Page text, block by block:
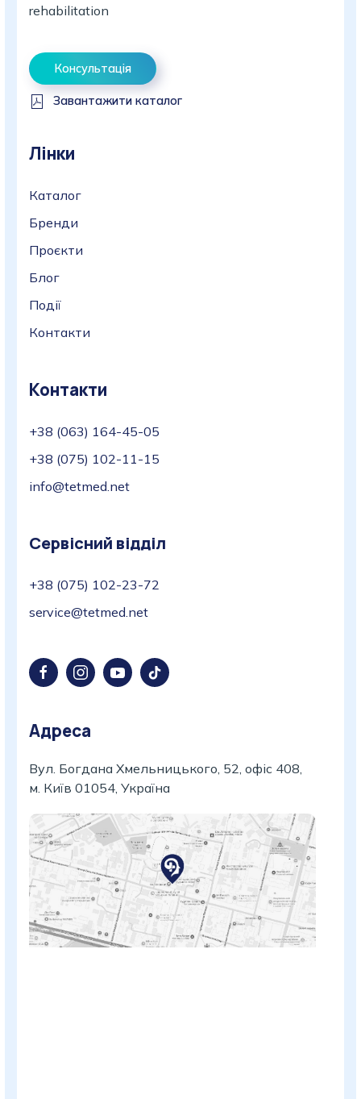
rehabilitation
Консультація
Завантажити каталог
Лінки
Каталог
Бренди
Проєкти
Блог
Події
Контакти
Контакти
+38 (063) 164-45-05
+38 (075) 102-11-15
info@tetmed.net
Сервісний відділ
+38 (075) 102-23-72
service@tetmed.net
Адреса
Вул. Богдана Хмельницького, 52, офіс 408,
м. Київ 01054, Україна